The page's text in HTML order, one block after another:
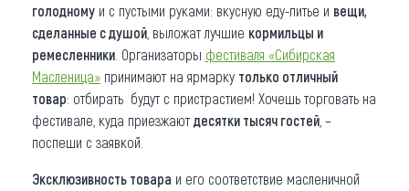
голодному и с пустыми руками: вкусную еду-питье и вещи,
сделанные с душой , выложат лучшие кормильцы и
ремесленники . Организаторы фестиваля «Сибирская
Масленица» принимают на ярмарку только отличный
товар: отбирать будут с пристрастием! Хочешь торговать на
фестивале, куда приезжают десятки тысяч гостей , –
поспеши с заявкой.
Эксклюзивность товара и его соответствие масленичной